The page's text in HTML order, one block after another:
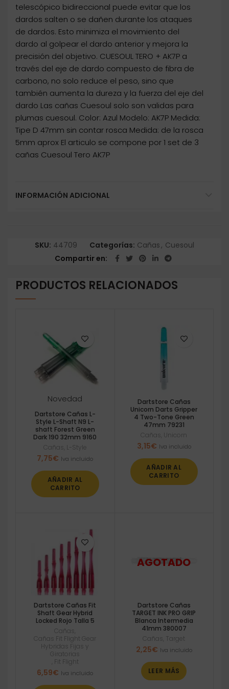
telescópico bidireccional puede evitar que los
dardos salten o se dañen durante los ataques
de dardos. Esto minimiza el movimiento del
dardo al golpear el dardo anterior y mejora la
precisión del objetivo. CUESOUL TERO + AK7P a
través del eje de dardo compuesto de fibra de
carbono, no solo reduce el peso, sino que
también aumenta la dureza y la fuerza del eje del
dardo Las cañas Cuesoul solo son validas para
plumas cuesoul. Color: Azul Modelo: AK7P Medida:
Tipe D 47mm sin contar rosca Medida: de la rosca
5mm aprox El articulo se compone por 1 set de 3
cañas Cuesoul Tero AK7P
INFORMACIÓN ADICIONAL
SKU: 44709 Categorías: Cañas, Cuesoul
Compartir en
PRODUCTOS RELACIONADOS
Novedad
Dartstore Cañas L-
Style L-Shaft N9 L-
shaft Forest Green
Dark 190 32mm 9160
Cañas L-Style
7,75€ Iva incluido
AÑADIR AL
CARRITO
Dartstore Cañas
Unicorn Darts Gripper
4 Two-Tone Green
47mm 79231
Cañas Unicorn
3,15€ Iva incluido
AÑADIR AL
CARRITO
Dartstore Cañas Fit
Shaft Gear Hybrid
Locked Rojo Talla 5
Cañas
Cañas Fit Flight Gear
Hybridas Fijas y
Giratorias
Fit Flight
6,59€ Iva incluido
Dartstore Cañas
TARGET INK PRO GRIP
Blanca Intermedia
41mm 380007
Cañas Target
2,25€ Iva incluido
LEER MÁS